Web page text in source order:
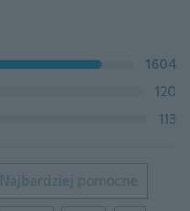
1604
120
113
Najbardziej pomocne